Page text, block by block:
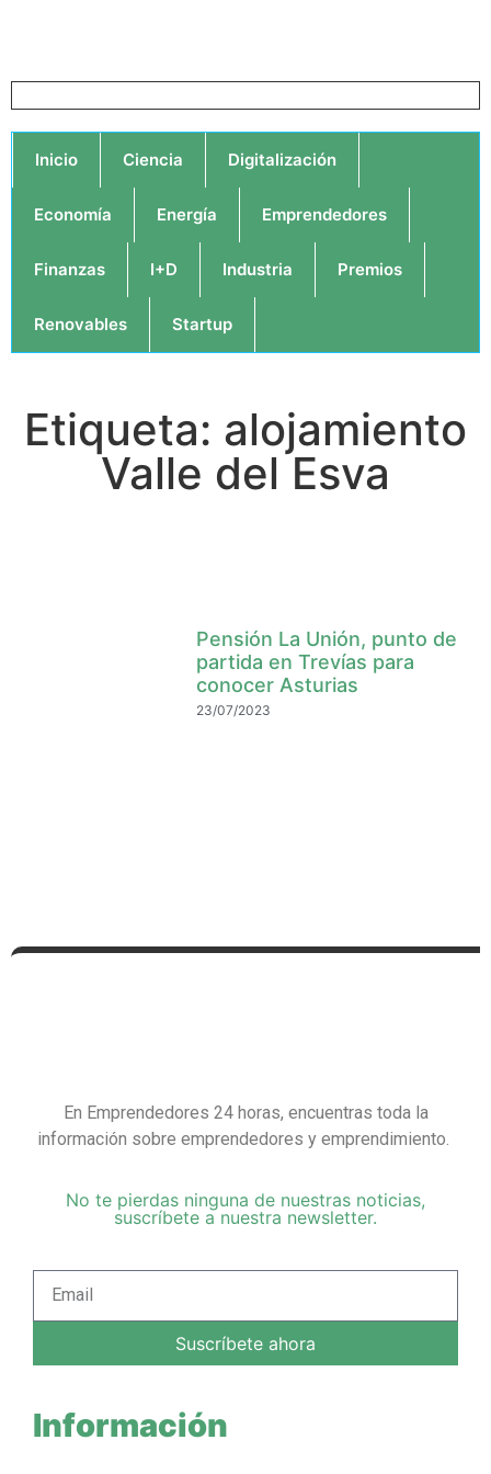
Inicio Ciencia Digitalización
Economía Energía Emprendedores
Finanzas I+D Industria Premios
Renovables Startup
Etiqueta: alojamiento
Valle del Esva
Pensión La Unión, punto de
partida en Trevías para
conocer Asturias
23/07/2023
En Emprendedores 24 horas, encuentras toda la
información sobre emprendedores y emprendimiento.
No te pierdas ninguna de nuestras noticias,
suscríbete a nuestra newsletter.
Suscríbete ahora
Información